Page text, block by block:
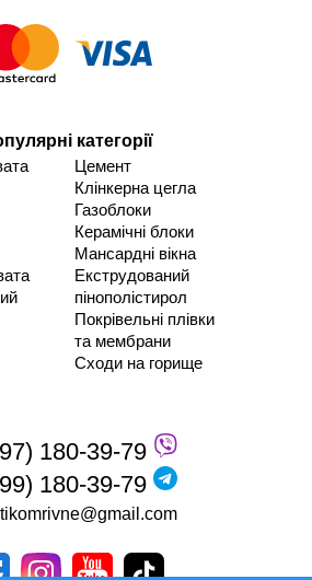
категорії
Цемент
Клінкерна цегла
Газоблоки
Керамічні блоки
Мансардні вікна
Екструдований
пінополістирол
Покрівельні плівки
та мембрани
Сходи на горище
180-39-79
180-39-79